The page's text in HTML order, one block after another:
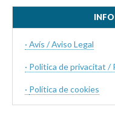
· Avís / Aviso Legal
· Politica de privacitat /
· Política de cookies